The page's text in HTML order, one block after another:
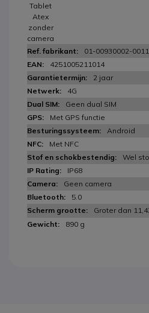
Tablet
Atex
zonder
camera
01-00930002-
4251005211014
2 jaar
4G
Geen dual SIM
Met GPS functie
Android
Met NFC
Wel
IP68
Geen camera
5.0
Groter dan
890 g